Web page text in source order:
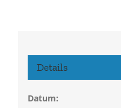
Details
Datum: